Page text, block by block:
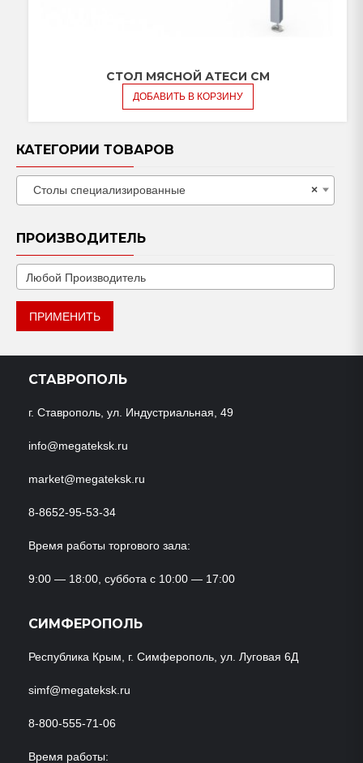
СТОЛ МЯСНОЙ АТЕСИ СМ
ДОБАВИТЬ В КОРЗИНУ
КАТЕГОРИИ ТОВАРОВ
×
Столы специализированные
ПРОИЗВОДИТЕЛЬ
ПРИМЕНИТЬ
СТАВРОПОЛЬ
г. Ставрополь, ул. Индустриальная, 49
info@megateksk.ru
market@megateksk.ru
8-8652-95-53-34
Время работы торгового зала:
9:00 — 18:00, суббота с 10:00 — 17:00
СИМФЕРОПОЛЬ
Республика Крым, г. Симферополь, ул. Луговая 6Д
simf@megateksk.ru
8-800-555-71-06
Время работы: